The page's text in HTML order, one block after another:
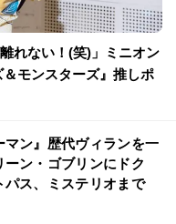
れない！(笑)」ミニオン
モンスターズ』推しポ
マン』歴代ヴィランを一
ーン・ゴブリンにドク
パス、ミステリオまで